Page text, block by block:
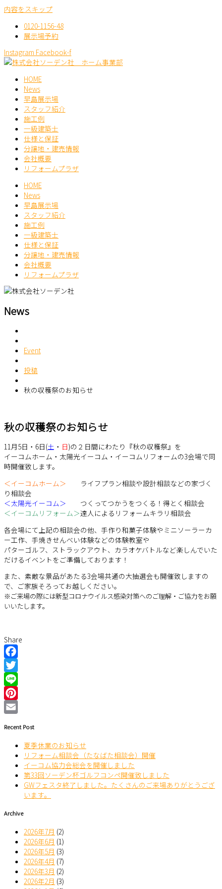
内容をスキップ
0120-1156-48
展示場予約
Instagram Facebook-f
HOME
News
早島展示場
スタッフ紹介
施工例
一級建築士
仕様と保証
分譲地・建売情報
会社概要
リフォームプラザ
HOME
News
早島展示場
スタッフ紹介
施工例
一級建築士
仕様と保証
分譲地・建売情報
会社概要
リフォームプラザ
News
Event
投稿
秋の収穫祭のお知らせ
秋の収穫祭のお知らせ
11月5日・6日(土 ・ 日)の２日間にわたり『秋の収穫祭』を
イーコムホーム・太陽光イーコム・イーコムリフォームの3会場で同
時開催致します。
＜イーコムホーム＞ ライフプラン相談や設計相談などの家づく
り相談会
＜太陽光イーコム＞ つくってつかうをつくる！得とく相談会
＜イーコムリフォーム＞達人によるリフォームキラリ相談会
各会場にて上記の相談会の他、手作り和菓子体験やミニソーラーカ
ー工作、手焼きせんべい体験などの体験教室や
パターゴルフ、ストラックアウト、カラオケバトルなど楽しんでいた
だけるイベントをご準備しております！
また、素敵な景品があたる3会場共通の大抽選会も開催致しますの
で、ご家族そろってお越しください。
※ご来場の際には新型コロナウイルス感染対策へのご理解・ご協力をお願
いいたします。
Share
Facebook
Twitter
Line
Pinterest
Recent Post
夏季休業のお知らせ
リフォーム相談会（たなばた相談会）開催
イーコム協力会総会を開催しました
第33回ソーデン杯ゴルフコンペ開催致しました
GWフェスタ終了しました。たくさんのご来場ありがとうござ
います。
Archive
2026年7月 (2)
2026年6月 (1)
2026年5月 (3)
2026年4月 (7)
2026年3月 (2)
2026年2月 (3)